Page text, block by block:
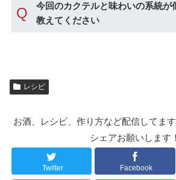
Q
今回のカクテルと味わいの系統が
教えてください
レシピ
お酒、レシピ、作り方など配信してま
シェアお願いします！
Twitter Facebook